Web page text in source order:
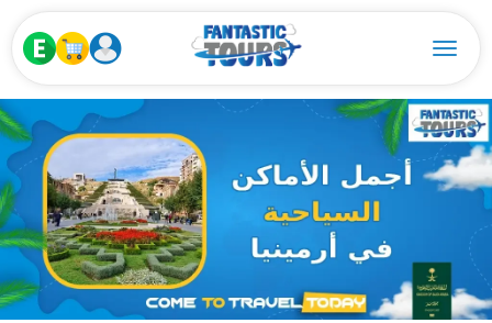
Toggle navigation